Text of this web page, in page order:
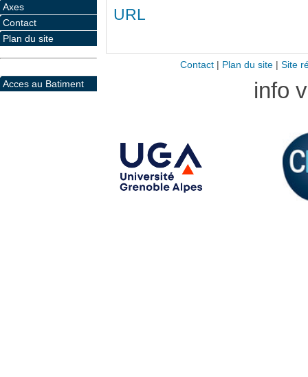
URL
Axes
Contact
Plan du site
Acces au Batiment
Contact| Plan du site| Site
info